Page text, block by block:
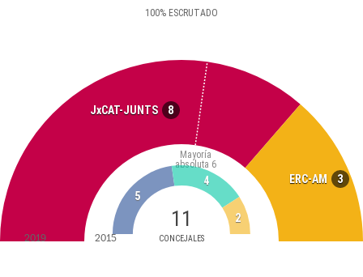
100% ESCRUTADO
JxCAT-JUNTS 8
ERC-AM 3
11
CONCEJALES
Mayoría
absoluta 6
5
4
2
2019 2015